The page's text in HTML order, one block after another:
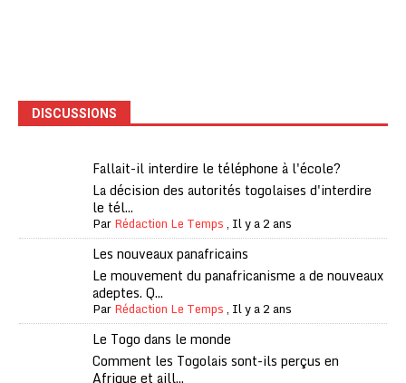
DISCUSSIONS
Fallait-il interdire le téléphone à l'école?
La décision des autorités togolaises d'interdire
le tél...
ParRédaction Le Temps, Il y a 2 ans
Les nouveaux panafricains
Le mouvement du panafricanisme a de nouveaux
adeptes. Q...
ParRédaction Le Temps, Il y a 2 ans
Le Togo dans le monde
Comment les Togolais sont-ils perçus en
Afrique et aill...